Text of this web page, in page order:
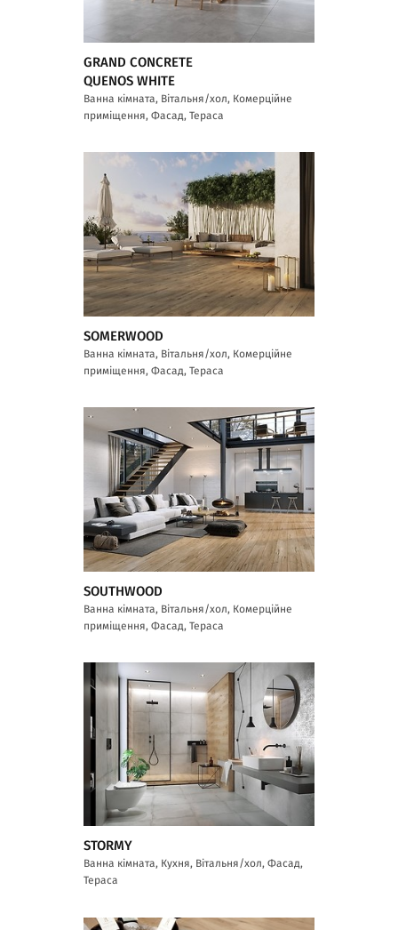
GRAND CONCRETE
QUENOS WHITE
Ванна кімната, Вітальня/хол, Комерційне
приміщення, Фасад, Тераса
SOMERWOOD
Ванна кімната, Вітальня/хол, Комерційне
приміщення, Фасад, Тераса
SOUTHWOOD
Ванна кімната, Вітальня/хол, Комерційне
приміщення, Фасад, Тераса
STORMY
Ванна кімната, Кухня, Вітальня/хол, Фасад,
Тераса